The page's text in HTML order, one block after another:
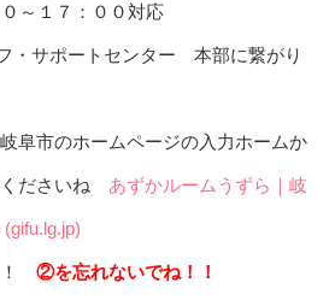
～１７：００対応
・サポートセンター 本部に繋がり
市のホームページの入力ホームか
くださいね あずかルームうずら｜岐
(gifu.lg.jp)
②を忘れないでね！！